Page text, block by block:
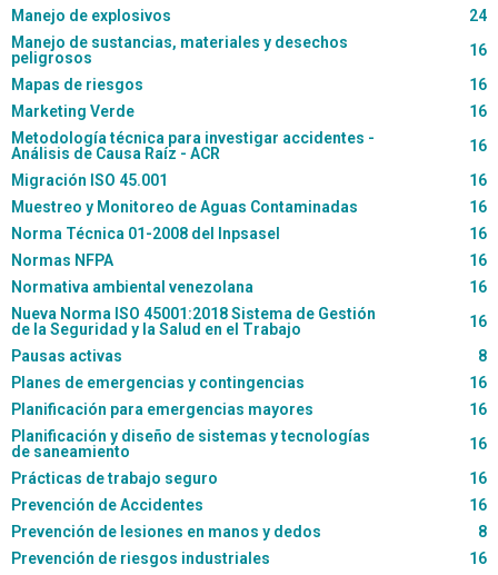
Manejo de explosivos
24
Manejo de sustancias, materiales y desechos
peligrosos
16
Mapas de riesgos
16
Marketing Verde
16
Metodología técnica para investigar accidentes -
Análisis de Causa Raíz - ACR
16
Migración ISO 45.001
16
Muestreo y Monitoreo de Aguas Contaminadas
16
Norma Técnica 01-2008 del Inpsasel
16
Normas NFPA
16
Normativa ambiental venezolana
16
Nueva Norma ISO 45001:2018 Sistema de Gestión
de la Seguridad y la Salud en el Trabajo
16
Pausas activas
8
Planes de emergencias y contingencias
16
Planificación para emergencias mayores
16
Planificación y diseño de sistemas y tecnologías
de saneamiento
16
Prácticas de trabajo seguro
16
Prevención de Accidentes
16
Prevención de lesiones en manos y dedos
8
Prevención de riesgos industriales
16